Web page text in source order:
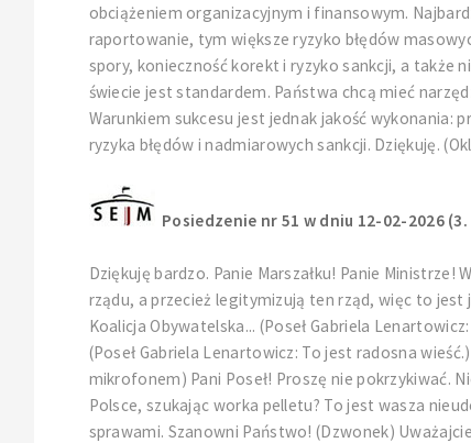
obciążeniem organizacyjnym i finansowym.
raportowanie, tym większe ryzyko błędów
spory, konieczność korekt i ryzyko sankcji, a także
świecie jest standardem. Państwa chcą mieć
Warunkiem sukcesu jest jednak jakość wykonania:
ryzyka błędów i nadmiarowych sankcji. Dziękuję.
Posiedzenie nr 51 w dniu 12-02-2026
Dziękuję bardzo. Panie Marszałku! Panie
rządu, a przecież legitymizują ten rząd, więc to jest
Koalicja Obywatelska... (Poseł Gabriela
(Poseł Gabriela Lenartowicz: To jest radosna
mikrofonem) Pani Poseł! Proszę nie pokrzykiwać.
Polsce, szukając worka pelletu? To jest wasza
sprawami. Szanowni Państwo! (Dzwonek)